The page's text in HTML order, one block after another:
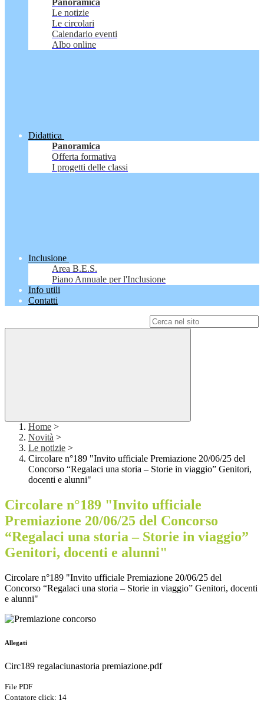
Panoramica
Le notizie
Le circolari
Calendario eventi
Albo online
Didattica
Panoramica
Offerta formativa
I progetti delle classi
Inclusione
Area B.E.S.
Piano Annuale per l'Inclusione
Info utili
Contatti
Home >
Novità >
Le notizie >
Circolare n°189 "Invito ufficiale Premiazione 20/06/25 del
Concorso “Regalaci una storia – Storie in viaggio” Genitori,
docenti e alunni"
Circolare n°189 "Invito ufficiale
Premiazione 20/06/25 del Concorso
“Regalaci una storia – Storie in viaggio”
Genitori, docenti e alunni"
Circolare n°189 "Invito ufficiale Premiazione 20/06/25 del
Concorso “Regalaci una storia – Storie in viaggio” Genitori, docenti
e alunni"
Allegati
Circ189 regalaciunastoria premiazione.pdf
File PDF
Contatore click: 14